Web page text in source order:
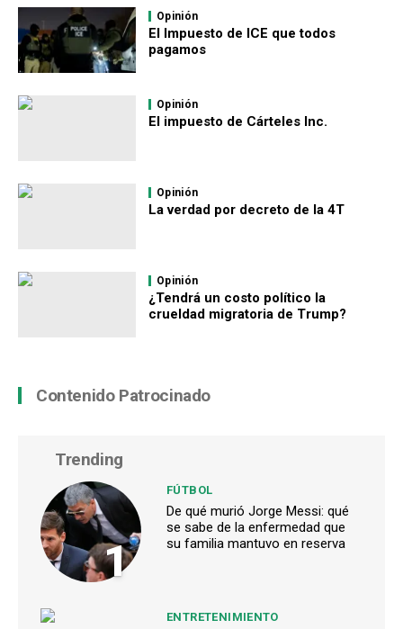
Opinión
El Impuesto de ICE que todos
pagamos
Opinión
El impuesto de Cárteles Inc.
Opinión
La verdad por decreto de la 4T
Opinión
¿Tendrá un costo político la
crueldad migratoria de Trump?
Contenido Patrocinado
Trending
1
FÚTBOL
De qué murió Jorge Messi: qué
se sabe de la enfermedad que
su familia mantuvo en reserva
ENTRETENIMIENTO